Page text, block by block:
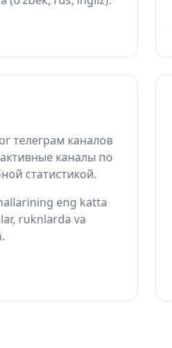
телеграм каналов
каналы по
статистикой.
eng katta
ruknlarda va